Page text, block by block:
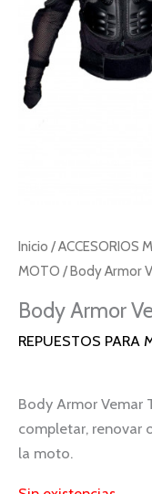
Inicio /ACCESORIOS
MOTO / Body Armor
Body Armor
REPUESTOS PARA
Body Armor Vemar
completar, renovar
la moto.